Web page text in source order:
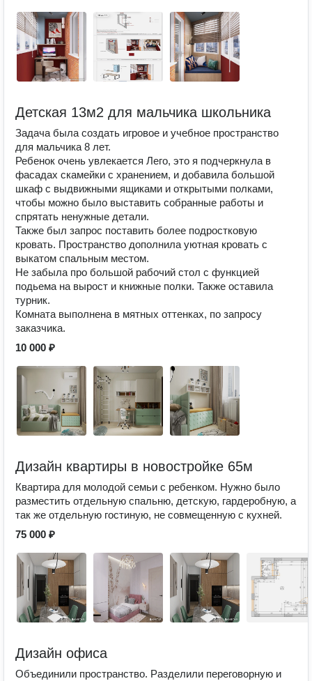
Детская 13м2 для мальчика школьника
Задача была создать игровое и учебное пространство
для мальчика 8 лет.
Ребенок очень увлекается Лего, это я подчеркнула в
фасадах скамейки с хранением, и добавила большой
шкаф с выдвижными ящиками и открытыми полками,
чтобы можно было выставить собранные работы и
спрятать ненужные детали.
Также был запрос поставить более подростковую
кровать. Пространство дополнила уютная кровать с
выкатом спальным местом.
Не забыла про большой рабочий стол с функцией
подьема на вырост и книжные полки. Также оставила
турник.
Комната выполнена в мятных оттенках, по запросу
заказчика.
10 000 ₽
Дизайн квартиры в новостройке 65м
Квартира для молодой семьи с ребенком. Нужно было
разместить отдельную спальню, детскую, гардеробную, а
так же отдельную гостиную, не совмещенную с кухней.
75 000 ₽
Дизайн офиса
Объединили пространство. Разделили переговорную и